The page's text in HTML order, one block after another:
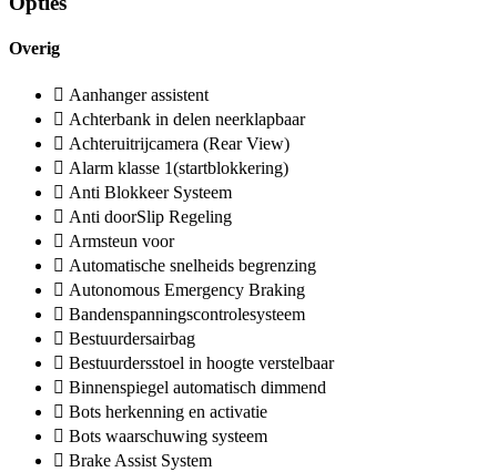
Overig
Aanhanger assistent
Achterbank in delen neerklapbaar
Achteruitrijcamera (Rear View)
Alarm klasse 1(startblokkering)
Anti Blokkeer Systeem
Anti doorSlip Regeling
Armsteun voor
Automatische snelheids begrenzing
Autonomous Emergency Braking
Bandenspanningscontrolesysteem
Bestuurdersairbag
Bestuurdersstoel in hoogte verstelbaar
Binnenspiegel automatisch dimmend
Bots herkenning en activatie
Bots waarschuwing systeem
Brake Assist System